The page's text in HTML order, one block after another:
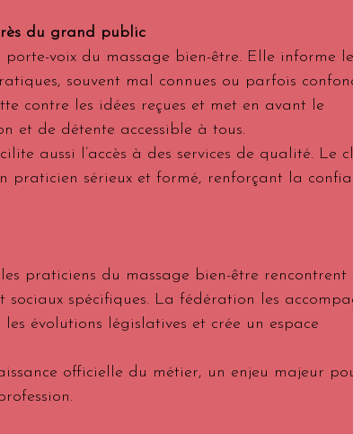
du grand public
voix du massage bien-être. Elle informe le
souvent mal connues ou parfois
contre les idées reçues et met en avant le
et de détente accessible à tous.
aussi l’accès à des services de qualité. Le
praticien sérieux et formé, renforçant la
praticiens du massage bien-être rencontrent
sociaux spécifiques. La fédération les
évolutions législatives et crée un espace
officielle du métier, un enjeu majeur